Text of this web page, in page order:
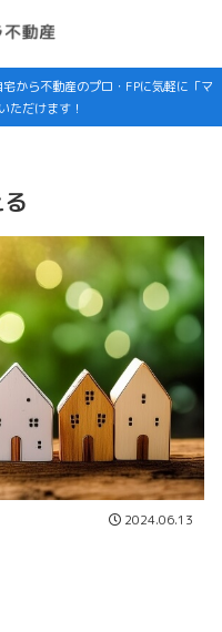
から不動産のプロ・FPに気軽に「マ
ただけます！
2024.06.13